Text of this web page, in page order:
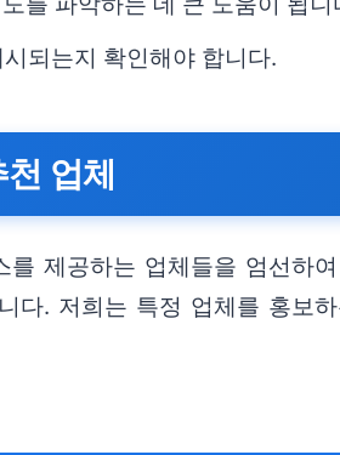
되는지 확인해야 합니다.
업체
제공하는 업체들을 엄선하
. 저희는 특정 업체를 홍보